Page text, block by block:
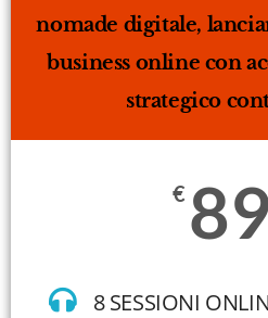
nomade digitale,
business online con
strategico
€
8 SESSIONI